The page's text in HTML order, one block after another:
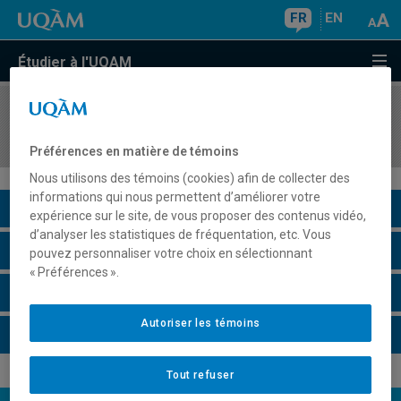
FR EN
Étudier à l'UQAM
COURS//
Description du cours
Horaire - Été 2026
Préférences en matière de témoins
Nous utilisons des témoins (cookies) afin de collecter des
informations qui nous permettent d’améliorer votre
expérience sur le site, de vous proposer des contenus vidéo,
d’analyser les statistiques de fréquentation, etc. Vous
pouvez personnaliser votre choix en sélectionnant
« Préférences ».
Tout refuser
Autoriser les témoins